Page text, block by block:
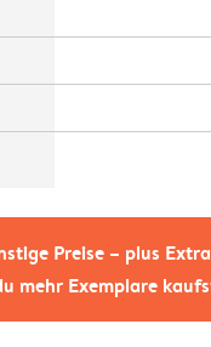
Preise – plus
mehr Exemplare